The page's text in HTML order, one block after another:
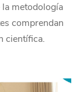
metodología
comprendan
científica.